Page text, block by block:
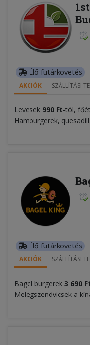
Élő futárkövetés
AKCIÓK SZÁLLÍTÁSI
Levesek 990 Ft-tól,
Hamburgerek,
Élő futárkövetés
AKCIÓK SZÁLLÍTÁSI
Bagel burgerek 3 690 Ft
Melegszendvicsek a